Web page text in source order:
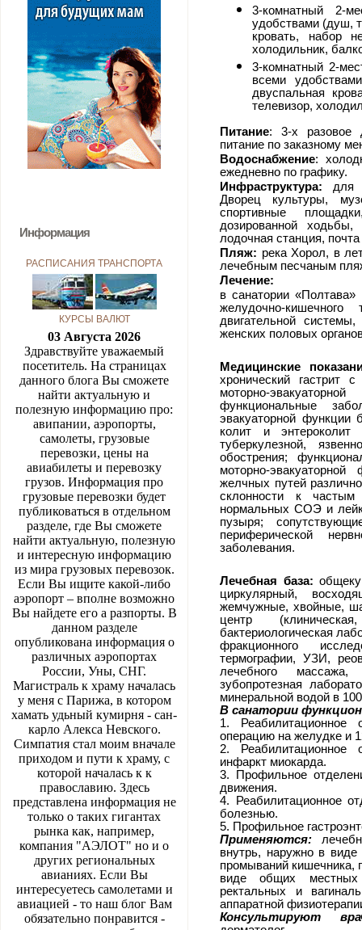
Информация
РАСПИСАНИЯ ТРАНСПОРТА
КУРСЫ ВАЛЮТ
03 Августа 2026
Здравствуйте уважаемый
посетитель. На страницах
данного блога Вы сможете
найти актуальную и
полезную информацию про:
авипании, аэропорты,
самолеты, грузовые
перевозки, цены на
авиабилеты и перевозку
грузов. Информация про
грузовые перевозки будет
публиковаться в отдельном
разделе, где Вы сможете
найти актуальную, полезную
и интересную информацию
из мира грузовых перевозок.
Если Вы ищите какой-либо
аэропорт – вполне возможно
Вы найдете его а разпорты. В
данном разделе
опубликована информация о
различных аэропортах
России, Уны, СНГ.
Магистраль к храму началась
у меня с Парижа, в котором
хамать удьный кумирня - сан-
карло Алекса Невского.
Симпатия стал моим вначале
приходом и пути к храму, с
которой началась к к
православию. Здесь
представлена информация не
только о таких гигантах
рынка как, например,
компания "АЭЛОТ" но и о
других региональных
авианиях. Если Вы
интересуетесь самолетами и
авиацией - то наш блог Вам
обязательно понравится -
3-комнатный 2-
удобствами (душ,
кровать, набор
холодильник,
3-комнатный 2-
всеми
двуспальная
телевизор,
Питание: 3-х разовое
питание по заказному
Водоснабжение:
ежедневно по графику.
Инфраструктура: для
Дворец культуры,
спортивные
дозированной
лодочная станция,
Пляж: река Хорол, в
лечебным песчаным
Лечение:
в санатории
желудочно-
двигательной
женских половых
Медицинские
хронический гастрит
моторно-
функциональные
эвакуаторной функции
колит и энтероколит
туберкулезной,
обострения;
моторно-
желчных путей
склонности к
нормальных СОЭ и
пузыря;
периферической
заболевания.
Лечебная база:
циркулярный,
жемчужные, хвойные,
центр
бактериологическая
фракционного
термографии, УЗИ,
лечебного массажа,
зубопротезная
минеральной водой в
В санатории
1. Реабилитационное
операцию на желудке и
2. Реабилитационное
инфаркт миокарда.
3. Профильное
движения.
4. Реабилитационное
болезнью.
5. Профильное
Применяются:
внутрь, наружно в
промываний кишечника,
виде общих местных
ректальных и
аппаратной
Консультируют